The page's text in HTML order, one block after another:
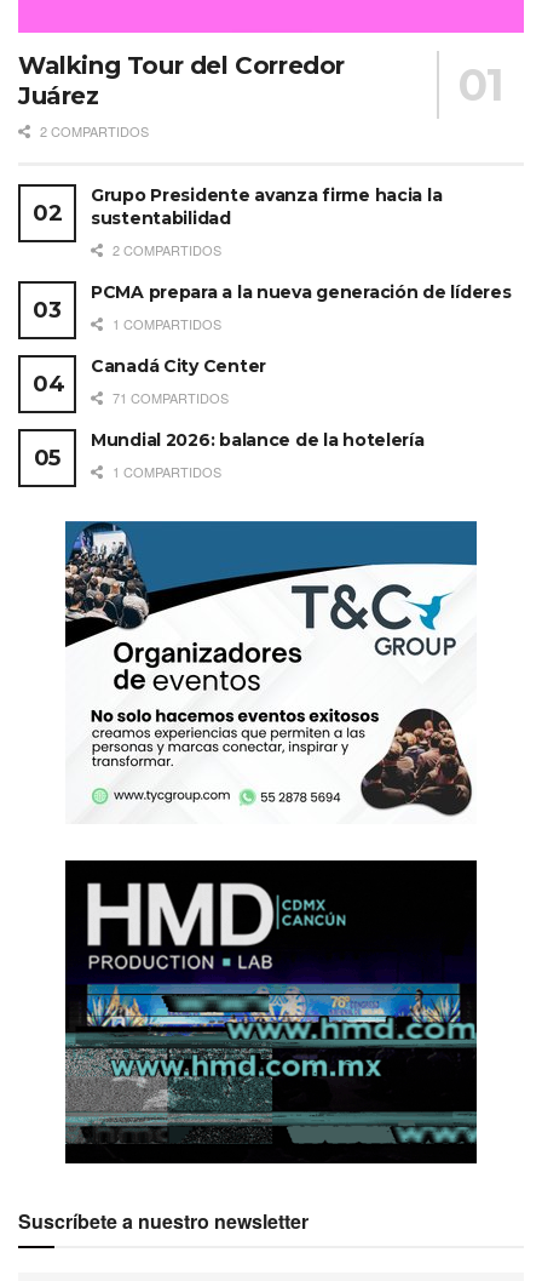
Walking Tour del Corredor
Juárez
2 COMPARTIDOS
Grupo Presidente avanza firme hacia la
sustentabilidad
2 COMPARTIDOS
PCMA prepara a la nueva generación de líderes
1 COMPARTIDOS
Canadá City Center
71 COMPARTIDOS
Mundial 2026: balance de la hotelería
1 COMPARTIDOS
Suscríbete a nuestro newsletter